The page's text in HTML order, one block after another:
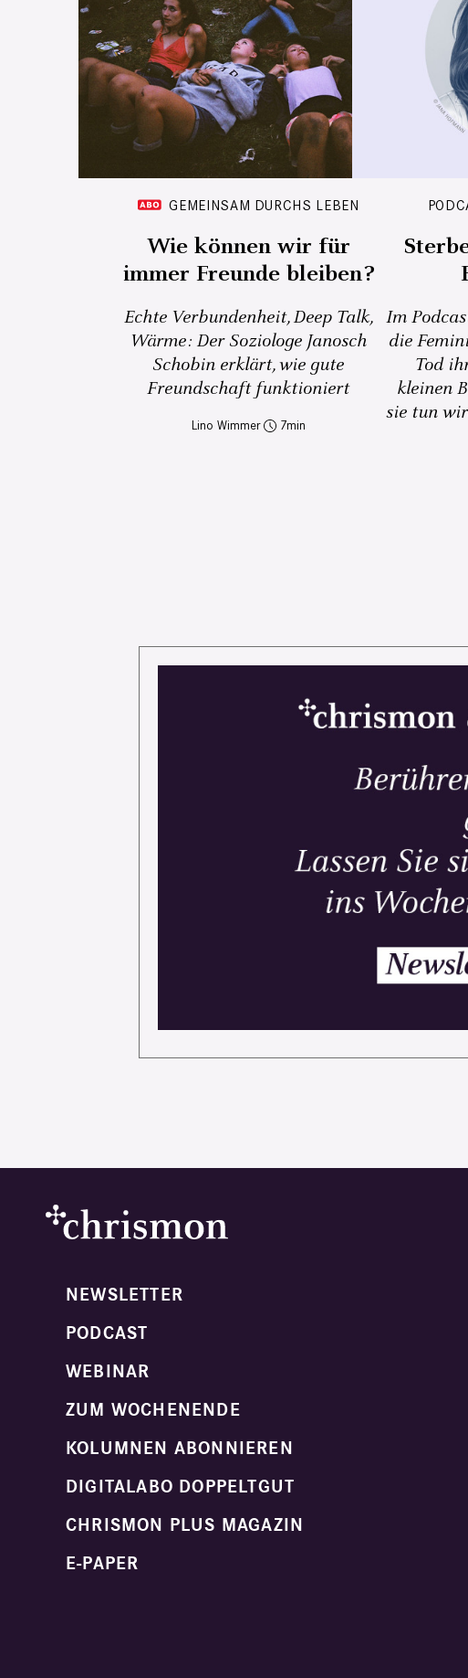
GEMEINSAM DURCHS LEBEN
Wie können wir für
immer Freunde bleiben?
Echte Verbundenheit, Deep Talk,
Wärme: Der Soziologe Janosch
Schobin erklärt, wie gute
Freundschaft funktioniert
Lino Wimmer 7
Im
die
Tod
kleinen
sie tun
NEWSLETTER
PODCAST
WEBINAR
ZUM WOCHENENDE
KOLUMNEN ABONNIEREN
DIGITALABO DOPPELTGUT
CHRISMON PLUS MAGAZIN
E-PAPER